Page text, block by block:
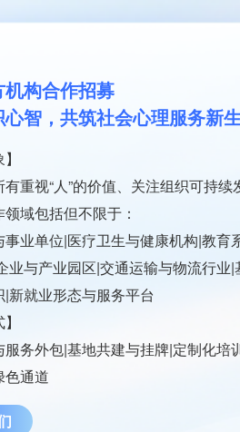
构合作招募
智，共筑社会心理服务新
重视“人”的价值、关注组织可持续
域包括但不限于：
事业单位|医疗卫生与健康机构|教育
业与产业园区|交通运输与物流行业|
新就业形态与服务平台
服务外包|基地共建与挂牌|定制化培
色通道